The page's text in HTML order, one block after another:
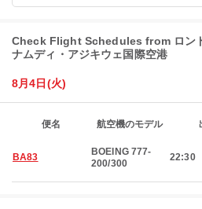
Check Flight Schedules from ロン
ナムディ・アジキウェ国際空港
8月4日(火)
便名 航空機のモデル
BA83
BOEING 777-
200/300
22:30